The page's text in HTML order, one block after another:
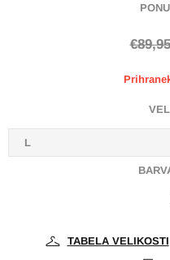
€89,95
TABELA VELIKOSTI